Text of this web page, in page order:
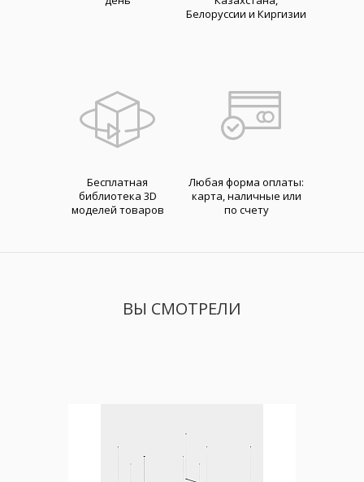
Белоруссии и Киргизии
Бесплатная
библиотека 3D
моделей товаров
Любая форма оплаты:
карта, наличные или
по счету
ВЫ СМОТРЕЛИ